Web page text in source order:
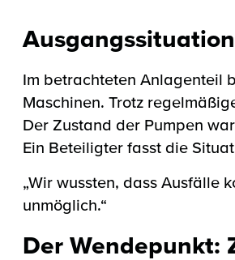
Im betrachteten Anlagenteil
Maschinen. Trotz
Der Zustand der Pumpen
Ein Beteiligter fasst die
„Wir wussten, dass Ausfälle
unmöglich.“
Der Wendepunkt: